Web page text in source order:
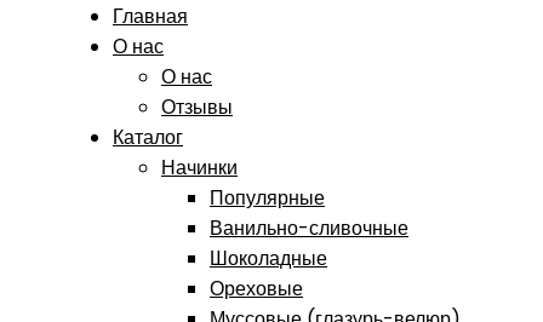
Главная
О нас
О нас
Отзывы
Каталог
Начинки
Популярные
Ванильно-сливочные
Шоколадные
Ореховые